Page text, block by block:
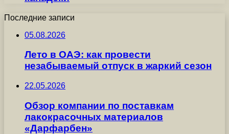
Последние записи
05.08.2026
Лето в ОАЭ: как провести
незабываемый отпуск в жаркий сезон
22.05.2026
Обзор компании по поставкам
лакокрасочных материалов
«Дарфарбен»